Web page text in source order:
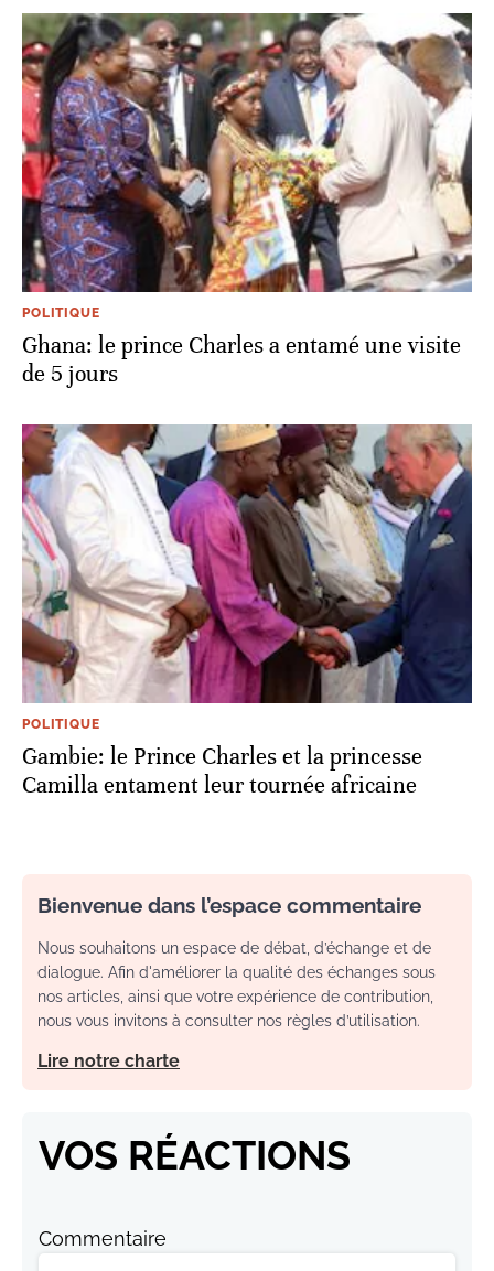
POLITIQUE
Ghana: le prince Charles a entamé une visite
de 5 jours
POLITIQUE
Gambie: le Prince Charles et la princesse
Camilla entament leur tournée africaine
Bienvenue dans l’espace commentaire
Nous souhaitons un espace de débat, d’échange et de
dialogue. Afin d'améliorer la qualité des échanges sous
nos articles, ainsi que votre expérience de contribution,
nous vous invitons à consulter nos règles d’utilisation.
Lire notre charte
VOS RÉACTIONS
Commentaire